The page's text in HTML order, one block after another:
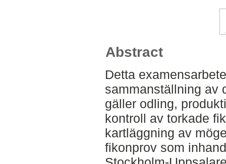
Abstract
Detta
sammanställning av
gäller odling,
kontroll av torkade
kartläggning av
fikonprov som